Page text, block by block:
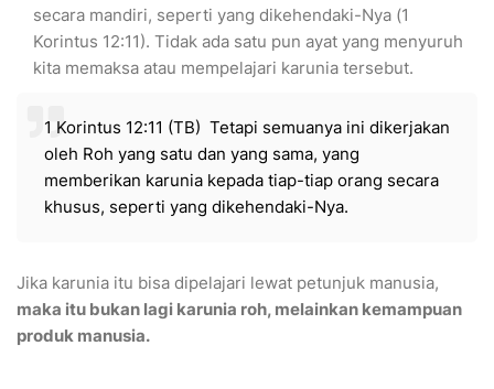
secara mandiri, seperti yang dikehendaki-Nya (1
Korintus 12:11). Tidak ada satu pun ayat yang menyuruh
kita memaksa atau mempelajari karunia tersebut.
1 Korintus 12:11 (TB) Tetapi semuanya ini dikerjakan
oleh Roh yang satu dan yang sama, yang
memberikan karunia kepada tiap-tiap orang secara
khusus, seperti yang dikehendaki-Nya.
Jika karunia itu bisa dipelajari lewat petunjuk manusia,
maka itu bukan lagi karunia roh, melainkan kemampuan
produk manusia.